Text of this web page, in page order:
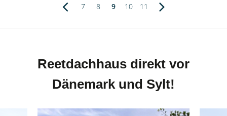
7 8 9 10 11
Reetdachhaus direkt vor
Dänemark und Sylt!